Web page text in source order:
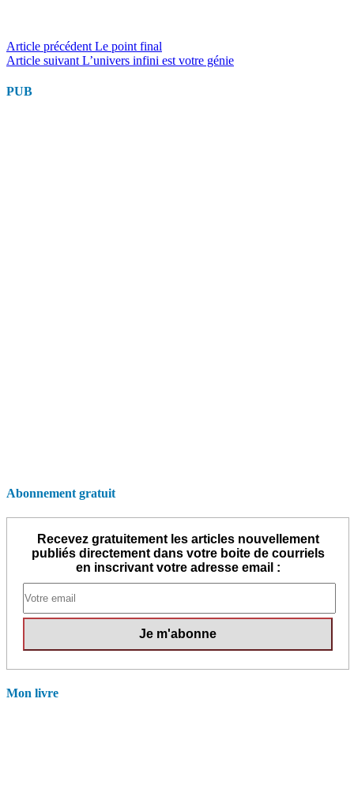
Lire
la
suite
Article précédent Le point final
Article suivant L’univers infini est votre génie
PUB
Abonnement gratuit
Recevez gratuitement les articles nouvellement
publiés directement dans votre boite de courriels
en inscrivant votre adresse email :
Mon livre